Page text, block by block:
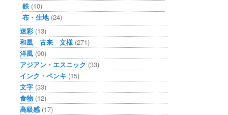
鉄 (10)
布・生地(24)
迷彩 (13)
和風 古来 文様 (271)
洋風 (90)
アジアン・エスニック (33)
インク・ペンキ (15)
文字 (33)
食物 (12)
高級感 (17)